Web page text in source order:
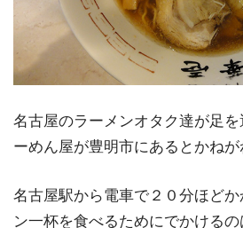
名古屋のラーメンオタク達が足
ーめん屋が豊明市にあるとかねが
名古屋駅から電車で２０分ほど
ン一杯を食べるためにでかける